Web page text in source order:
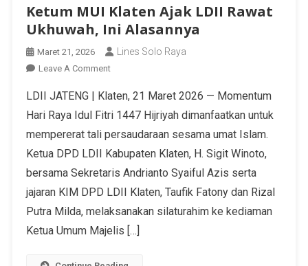
Ketum MUI Klaten Ajak LDII Rawat
Ukhuwah, Ini Alasannya
Maret 21, 2026 Lines Solo Raya
Leave A Comment
LDII JATENG | Klaten, 21 Maret 2026 — Momentum
Hari Raya Idul Fitri 1447 Hijriyah dimanfaatkan untuk
mempererat tali persaudaraan sesama umat Islam.
Ketua DPD LDII Kabupaten Klaten, H. Sigit Winoto,
bersama Sekretaris Andrianto Syaiful Azis serta
jajaran KIM DPD LDII Klaten, Taufik Fatony dan Rizal
Putra Milda, melaksanakan silaturahim ke kediaman
Ketua Umum Majelis […]